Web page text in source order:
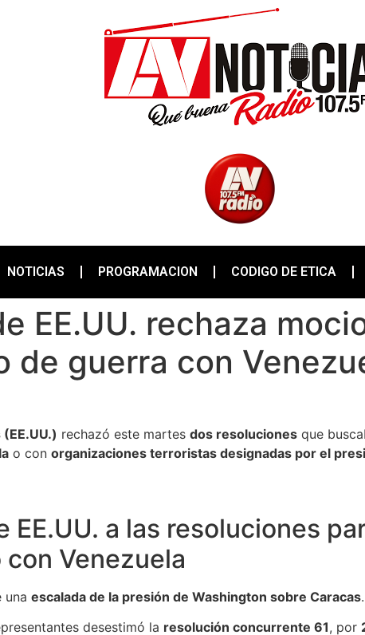
NOTICIAS PROGRAMACION CODIGO DE ETICA
EE.UU. rechaza
de guerra con
rechazó este martes dos resoluciones que
o con organizaciones terroristas designadas por el
EE.UU. a las resoluciones
Venezuela
una escalada de la presión de Washington sobre Caracas.
desestimó la resolución concurrente 61, por